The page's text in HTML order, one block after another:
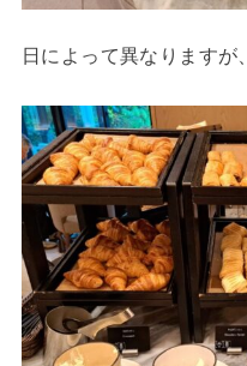
日によって異なりますが